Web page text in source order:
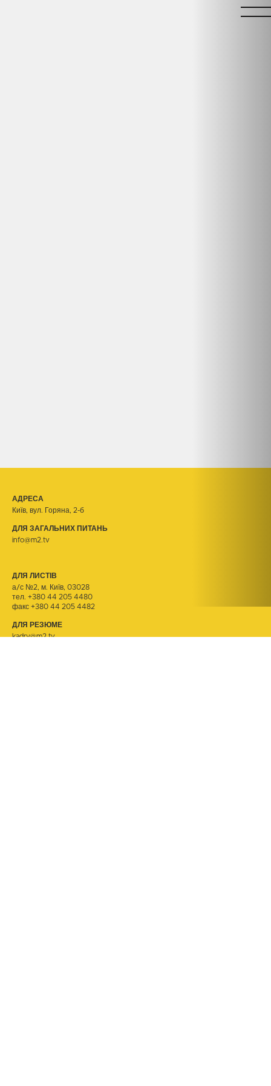
АДРЕСА
Київ, вул. Горяна, 2-б
ДЛЯ ЗАГАЛЬНИХ ПИТАНЬ
info@m2.tv
ДЛЯ ЛИСТІВ
а/с №2, м. Київ, 03028
тел. +380 44 205 4480
факс +380 44 205 4482
ДЛЯ РЕЗЮМЕ
kadry@m2.tv